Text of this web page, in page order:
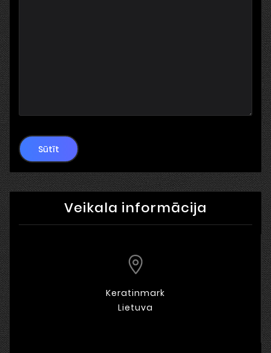
Sūtīt
Veikala informācija
Keratinmark
Lietuva